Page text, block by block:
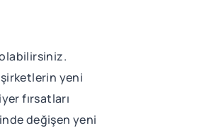
yeni
fırsatları
değişen yeni